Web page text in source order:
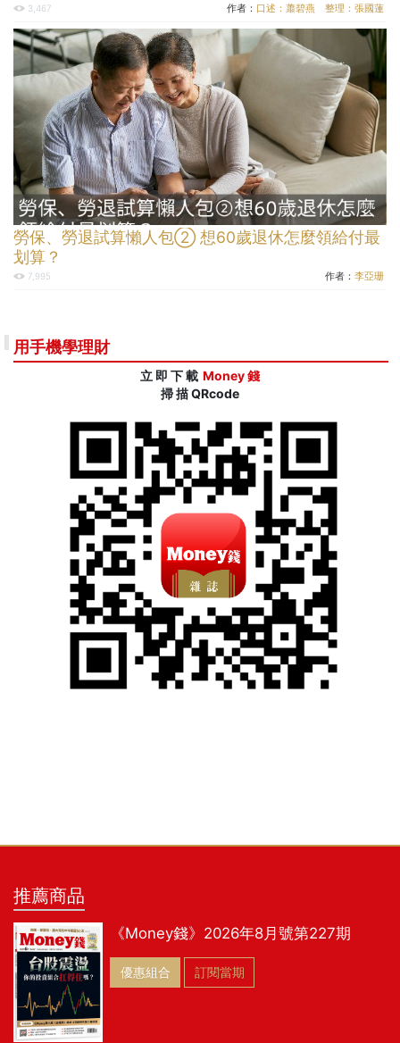
3,467 作者： 口述：蕭碧燕 整理：張國蓮
勞保、勞退試算懶人包② 想60歲退休怎麼領給付最
划算？
7,995 作者： 李亞珊
用手機學理財
立 即 下 載 Money 錢
掃 描 QRcode
推薦商品
《Money錢》2026年8月號第227期
優惠組合 訂閱當期